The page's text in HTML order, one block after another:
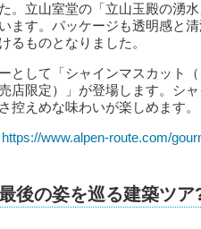
。立山室堂の「立山玉殿の湧
ます。パッケージも透明感と
るものとなりました。
として「シャインマスカット
店限定）」が登場します。シ
控えめな味わいが楽しめます。
https://www.alpen-route.com/
後の姿を巡る建築ツア